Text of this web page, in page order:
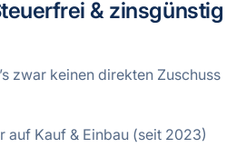
& zinsgünstig
zwar keinen direkten Zuschuss
auf Kauf & Einbau (seit 2023)